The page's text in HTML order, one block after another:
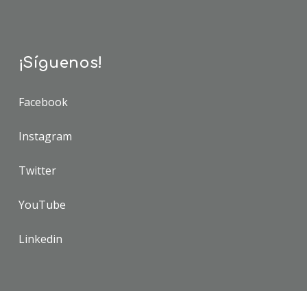
¡Síguenos!
Facebook
Instagram
Twitter
YouTube
Linkedin